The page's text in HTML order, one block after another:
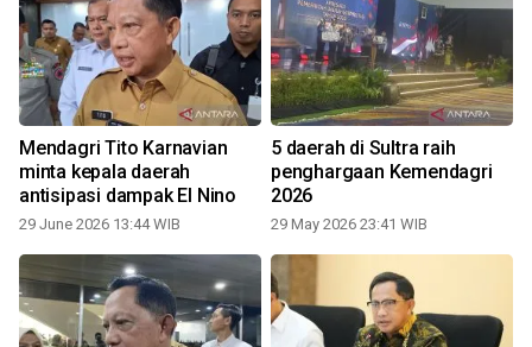
Mendagri Tito Karnavian
minta kepala daerah
antisipasi dampak El Nino
29 June 2026 13:44 WIB
5 daerah di Sultra raih
penghargaan Kemendagri
2026
29 May 2026 23:41 WIB